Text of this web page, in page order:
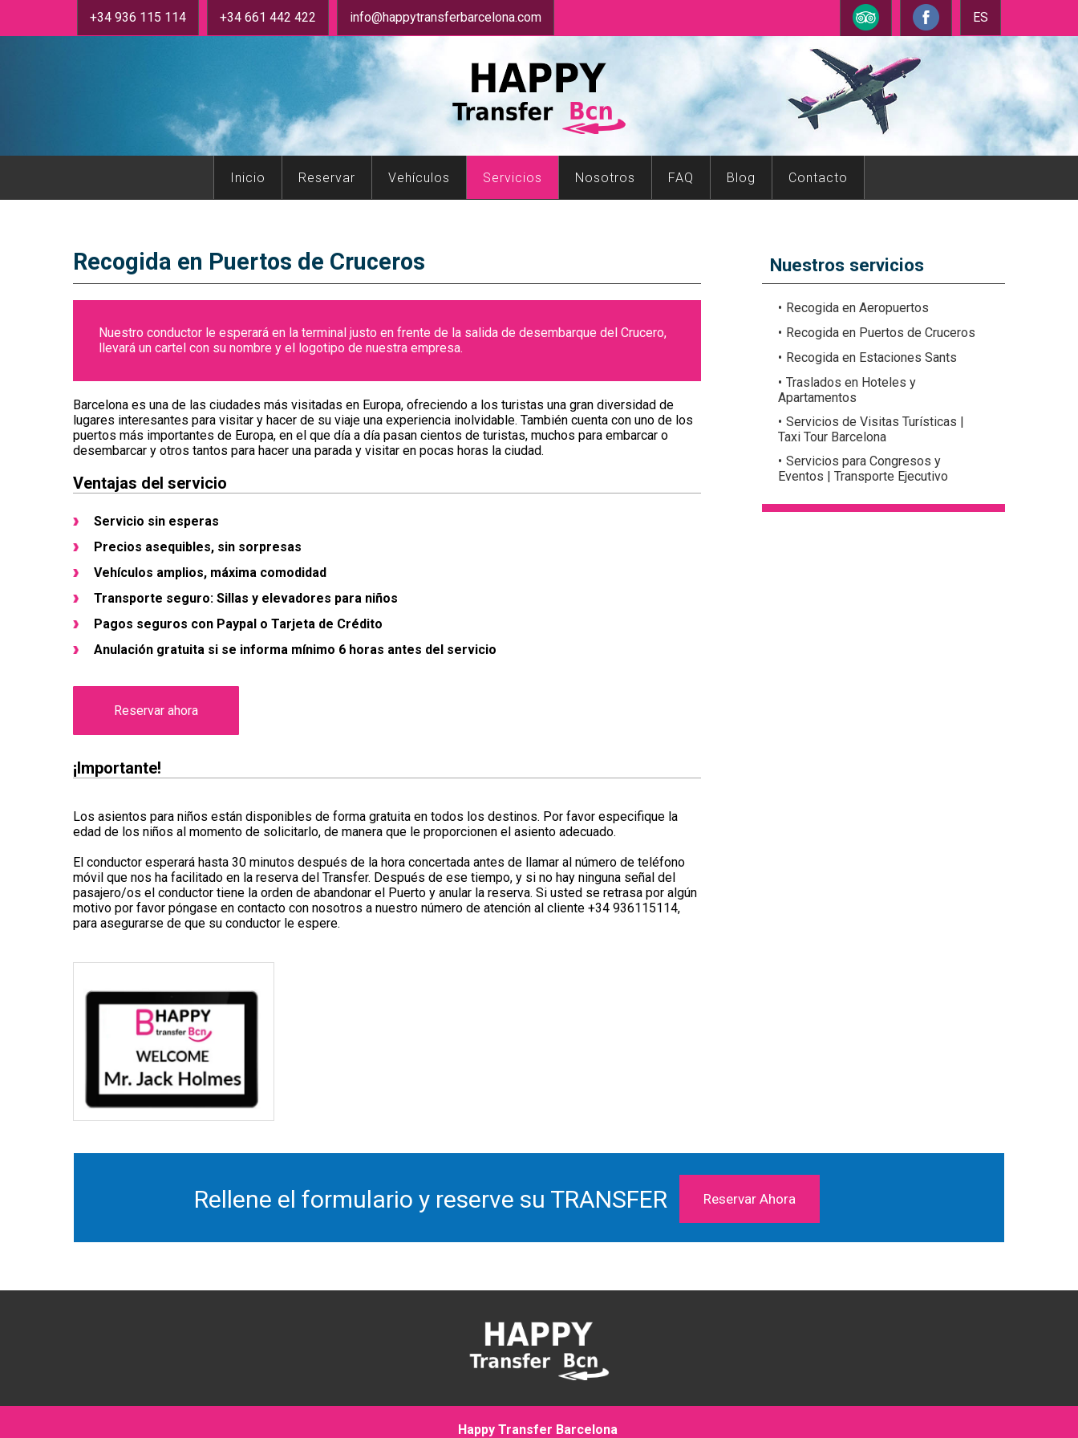
ES
+34 936 115 114 +34 661 442 422 info@happytransferbarcelona.com
Inicio Reservar Vehículos Servicios Nosotros FAQ Blog Contacto
Recogida en Puertos de Cruceros
​Nuestro conductor le esperará en la terminal justo en frente de la salida de desembarque del Crucero,
llevará un cartel con su nombre y el logotipo de nuestra empresa.
Barcelona es una de las ciudades más visitadas en Europa, ofreciendo a los turistas una gran diversidad de
lugares interesantes para visitar y hacer de su viaje una experiencia inolvidable. También cuenta con uno de los
puertos más importantes de Europa, en el que día a día pasan cientos de turistas, muchos para embarcar o
desembarcar y otros tantos para hacer una parada y visitar en pocas horas la ciudad.
Ventajas del servicio
Servicio sin esperas
Precios asequibles, sin sorpresas
Vehículos amplios, máxima comodidad
Transporte seguro: Sillas y elevadores para niños
Pagos seguros con Paypal o Tarjeta de Crédito
Anulación gratuita si se informa mínimo 6 horas antes del servicio
Reservar ahora
¡Importante!
Los asientos para niños están disponibles de forma gratuita en todos los destinos. Por favor especifique la
edad de los niños al momento de solicitarlo, de manera que le proporcionen el asiento adecuado.
El conductor esperará hasta 30 minutos después de la hora concertada antes de llamar al número de teléfono
móvil que nos ha facilitado en la reserva del Transfer. Después de ese tiempo, y si no hay ninguna señal del
pasajero/os el conductor tiene la orden de abandonar el Puerto y anular la reserva. Si usted se retrasa por algún
motivo por favor póngase en contacto con nosotros a nuestro número de atención al cliente +34 936115114,
para asegurarse de que su conductor le espere.
Nuestros servicios
Recogida en Aeropuertos
Recogida en Puertos de Cruceros
Recogida en Estaciones Sants
Traslados en Hoteles y
Apartamentos
Servicios de Visitas Turísticas |
Taxi Tour Barcelona
Servicios para Congresos y
Eventos | Transporte Ejecutivo
Rellene el formulario y reserve su TRANSFER Reservar Ahora
Happy Transfer Barcelona